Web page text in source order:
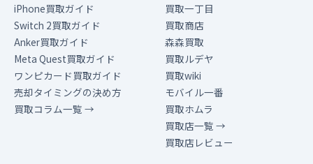
iPhone買取ガイド
Switch 2買取ガイド
Anker買取ガイド
Meta Quest買取ガイド
ワンピカード買取ガイド
売却タイミングの決め方
買取コラム一覧 →
買取一丁目
買取商店
森森買取
買取ルデヤ
買取wiki
モバイル一番
買取ホムラ
買取店一覧 →
買取店レビュー